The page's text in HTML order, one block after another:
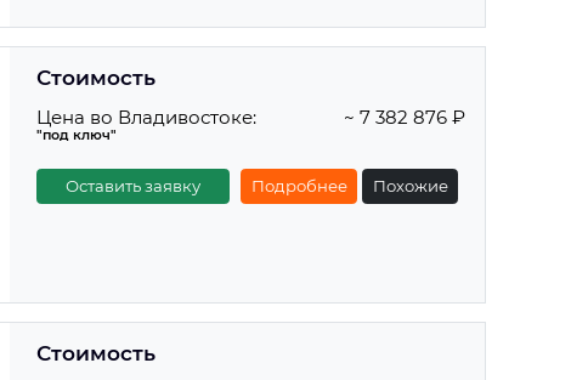
Стоимость
Цена во Владивостоке:
"под ключ"
~ 7 382 876 ₽
Оставить заявку Подробнее Похожие
Стоимость